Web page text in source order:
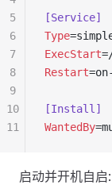
[Service]
Type
ExecStart
Restart
[Install]
WantedBy
5
6
7
8
9
10
11
启动并开机自启: